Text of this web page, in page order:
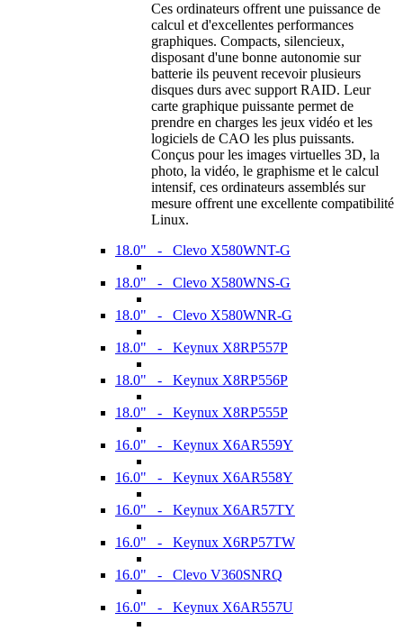
Ces ordinateurs offrent une puissance de
calcul et d'excellentes performances
graphiques. Compacts, silencieux,
disposant d'une bonne autonomie sur
batterie ils peuvent recevoir plusieurs
disques durs avec support RAID. Leur
carte graphique puissante permet de
prendre en charges les jeux vidéo et les
logiciels de CAO les plus puissants.
Conçus pour les images virtuelles 3D, la
photo, la vidéo, le graphisme et le calcul
intensif, ces ordinateurs assemblés sur
mesure offrent une excellente compatibilité
Linux.
18.0" - Clevo X580WNT-G
18.0" - Clevo X580WNS-G
18.0" - Clevo X580WNR-G
18.0" - Keynux X8RP557P
18.0" - Keynux X8RP556P
18.0" - Keynux X8RP555P
16.0" - Keynux X6AR559Y
16.0" - Keynux X6AR558Y
16.0" - Keynux X6AR57TY
16.0" - Keynux X6RP57TW
16.0" - Clevo V360SNRQ
16.0" - Keynux X6AR557U